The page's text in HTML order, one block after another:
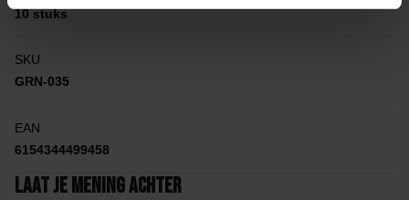
10 stuks
SKU
GRN-035
EAN
6154344499458
Laat je mening achter